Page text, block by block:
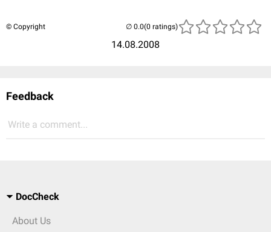
© Copyright
14.08.2008
(0 ratings)
Feedback
Write a comment...
DocCheck
About Us